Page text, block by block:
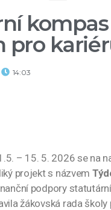
pro
14:03
– 15. 5. 2026 se na
projekt s názvem
podpory
žákovská rada